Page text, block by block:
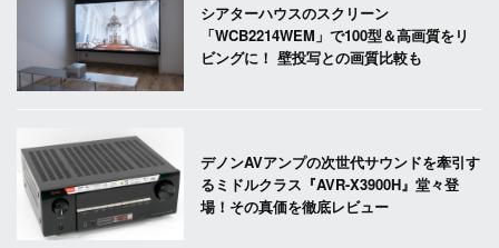
シアターハウスのスクリーン
「WCB2214WEM」で100型＆高画質をリ
ビングに！ 壁投写との画質比較も
デノンAVアンプの次世代サウンドを牽引す
るミドルクラス『AVR-X3900H』堂々登
場！その真価を徹底レビュー